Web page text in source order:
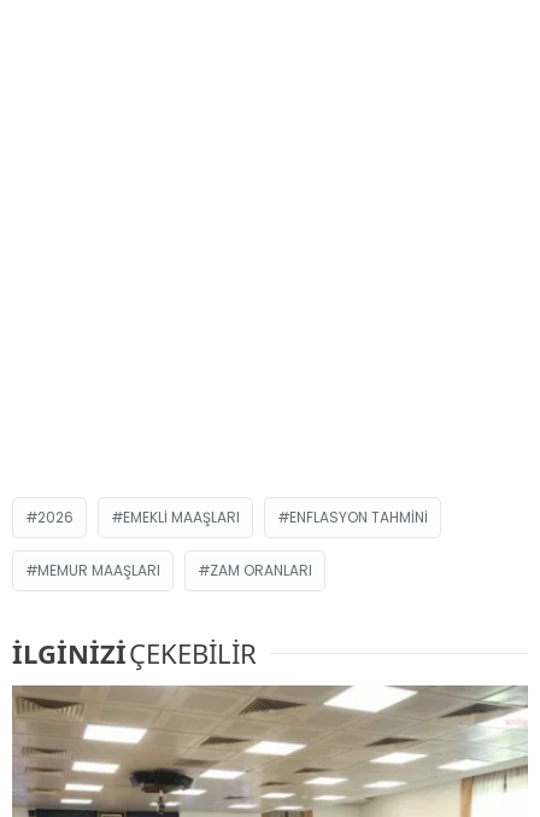
2026 EMEKLI MAAŞLARI ENFLASYON TAHMINI
MEMUR MAAŞLARI ZAM ORANLARI
İLGİNİZİÇEKEBİLİR